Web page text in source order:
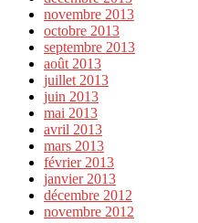
novembre 2013
octobre 2013
septembre 2013
août 2013
juillet 2013
juin 2013
mai 2013
avril 2013
mars 2013
février 2013
janvier 2013
décembre 2012
novembre 2012